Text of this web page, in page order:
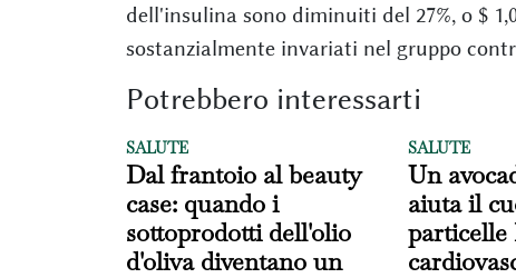
dell'insulina sono diminuiti del 27%, o $
sostanzialmente invariati nel gruppo
Potrebbero interessarti
SALUTE
Dal frantoio al beauty
case: quando i
sottoprodotti dell'olio
d'oliva diventano un
SALUTE
Un
aiuta il
particelle